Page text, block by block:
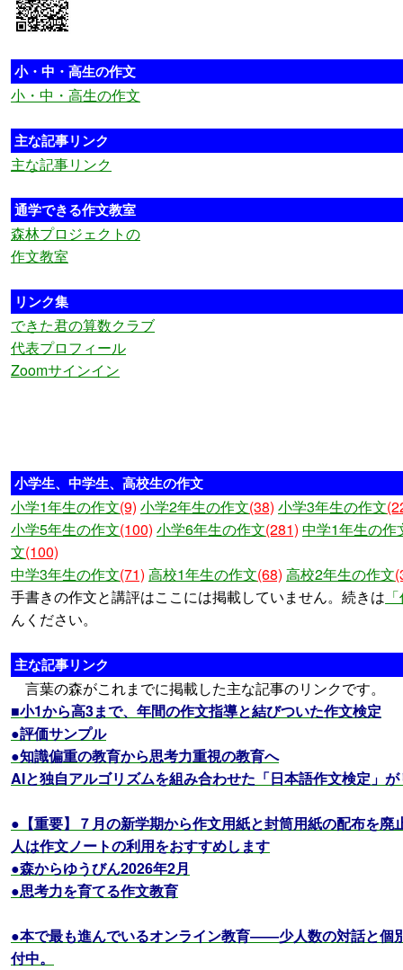
小・中・高生の作文
小・中・高生の作文
主な記事リンク
主な記事リンク
通学できる作文教室
森林プロジェクトの
作文教室
リンク集
できた君の算数クラブ
代表プロフィール
Zoomサインイン
小学生、中学生、高校生の作文
小学1年生の作文(9) 小学2年生の作文(38) 小学3年生の作文
小学5年生の作文(100) 小学6年生の作文(281) 中学1年生の作
文(100)
中学3年生の作文(71) 高校1年生の作文(68) 高校2年生の作文
手書きの作文と講評はここには掲載していません。続きは
んください。
主な記事リンク
言葉の森がこれまでに掲載した主な記事のリンクです。
■小1から高3まで、年間の作文指導と結びついた作文検定
●評価サンプル
●知識偏重の教育から思考力重視の教育へ
AIと独自アルゴリズムを組み合わせた「日本語作文検定」
●【重要】７月の新学期から作文用紙と封筒用紙の配布を
人は作文ノートの利用をおすすめします
●森からゆうびん2026年2月
●思考力を育てる作文教育
●本で最も進んでいるオンライン教育――少人数の対話と個
付中。